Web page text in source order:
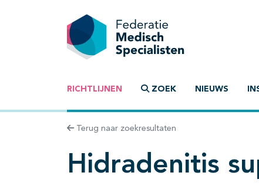
RICHTLIJNEN ZOEK NIEUWS
Terug naar zoekresultaten
Hidradenitis